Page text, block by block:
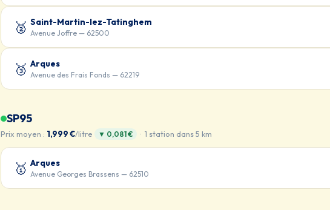
🥈 Saint-Martin-lez-Tatinghem
Avenue Joffre — 62500
🥉 Arques
Avenue des Frais Fonds — 62219
SP95
Prix moyen : 1,999 €/litre ▼ 0,081 € · 1 station dans 5 km
🥇 Arques
Avenue Georges Brassens — 62510